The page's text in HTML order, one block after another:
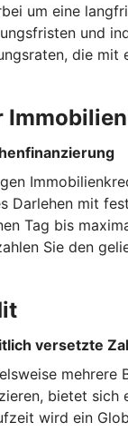
um eine
und
die mit
Darlehen mit
Tag bis
Sie den
versetzte
mehrere
bietet sich
wird ein